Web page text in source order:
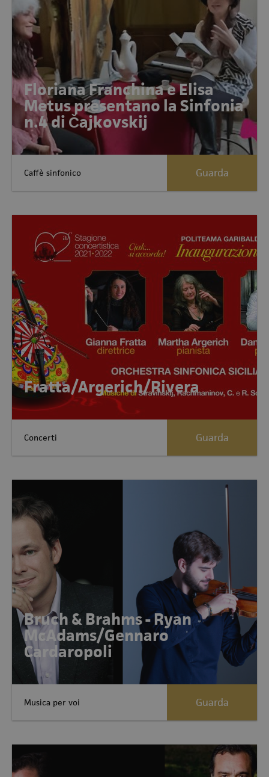
Floriana Franchina e Elisa
Metus presentano la Sinfonia
n.4 di Čajkovskij
Caffè sinfonico Guarda
Fratta/Argerich/Rivera
Concerti Guarda
Bruch & Brahms - Ryan
McAdams/Gennaro
Cardaropoli
Musica per voi Guarda